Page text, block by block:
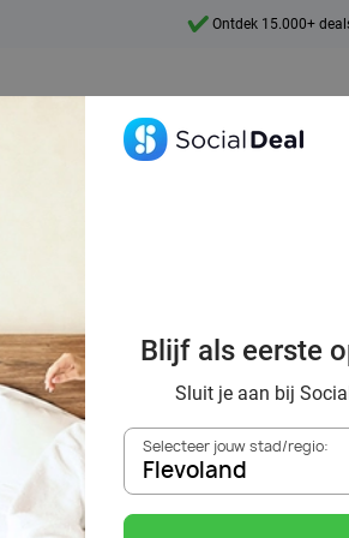
Ontdek 15.000+
bij de
via
Blijf als eerste
Sluit je aan bij
Selecteer jouw stad/regio:
Flevoland